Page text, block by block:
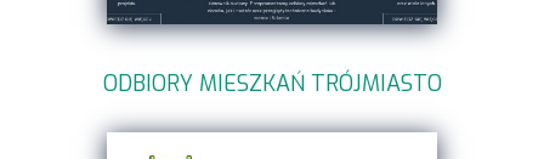
ODBIORY MIESZKAŃ TRÓJMIASTO